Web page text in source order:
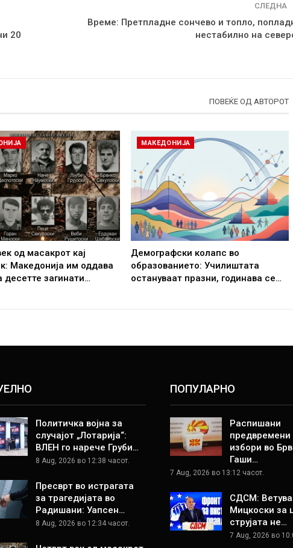
20
СЛЕДНА
Време: Претпладне сончево и топло,
нестабилно на
ПОВЕЌЕ ОД АВТОРОТ
од масакрот кај
Македонија им оддава
десетте загинати…
МАКЕДОНИЈА
Демографски колапс во
образованието: Училиштата
остануваат празни, годинава се…
Политичка војна за
случајот „Лотарија“:
ВЛЕН го нарече Груби…
8 Aug, 2026 во 12:38 часот.
Пресврт во истрагата
за трагедијата во
Радишани: Уапсен…
8 Aug, 2026 во 12:34 часот.
ПОПУЛАРНО
Распишани
предвремени
избори во
Гаши…
7 Aug, 2026 во 13:12 часот.
СДСМ:
Мицкоски за
струјата не…
7 Aug, 2026 во